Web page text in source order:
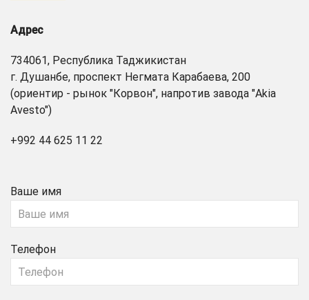
Адрес
734061, Республика Таджикистан
г. Душанбе, проспект Негмата Карабаева, 200
(ориентир - рынок "Корвон", напротив завода "Akia
Avesto")
+992 44 625 11 22
Ваше имя
Телефон